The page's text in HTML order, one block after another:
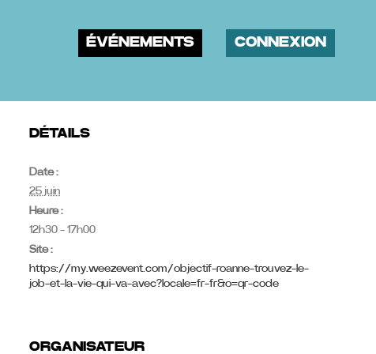
ÉVÉNEMENTS CONNEXION
DÉTAILS
Date :
25 juin
Heure :
12h30 - 17h00
Site :
https://my.weezevent.com/objectif-roanne-trouvez-le-
job-et-la-vie-qui-va-avec?locale=fr-fr&o=qr-code
ORGANISATEUR